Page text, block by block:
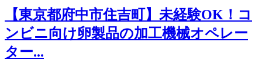
【東京都府中市住吉町】未経験OK！コ
ンビニ向け卵製品の加工機械オペレー
ター...